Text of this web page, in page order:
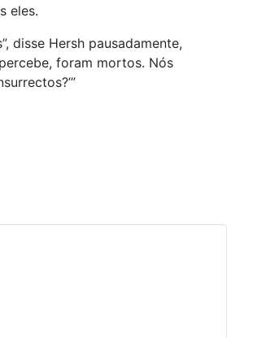
eles.
disse Hersh pausadamente,
foram mortos. Nós